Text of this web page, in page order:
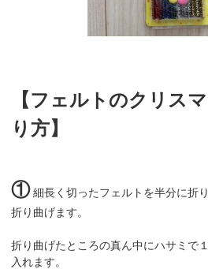
【フェルトのクリス
り方】
①細長く切ったフェルトを半分に折
折り曲げます。
折り曲げたところの真ん中にハサミで
入れます。